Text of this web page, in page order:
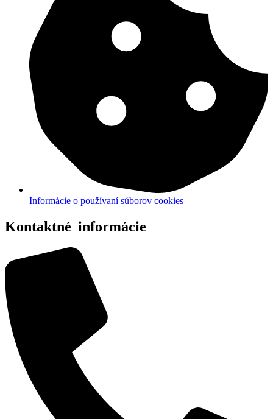
Informácie o používaní súborov cookies
Kontaktné informácie